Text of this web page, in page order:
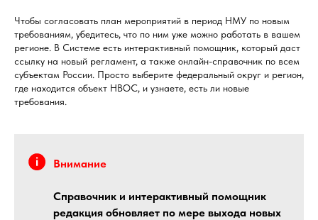
Чтобы согласовать план мероприятий в период НМУ по новым
требованиям, убедитесь, что по ним уже можно работать в вашем
регионе. В Системе есть интерактивный помощник, который даст
ссылку на новый регламент, а также онлайн-справочник по всем
субъектам России. Просто выберите федеральный округ и регион,
где находится объект НВОС, и узнаете, есть ли новые
требования.
Внимание
Справочник и интерактивный помощник
редакция обновляет по мере выхода новых